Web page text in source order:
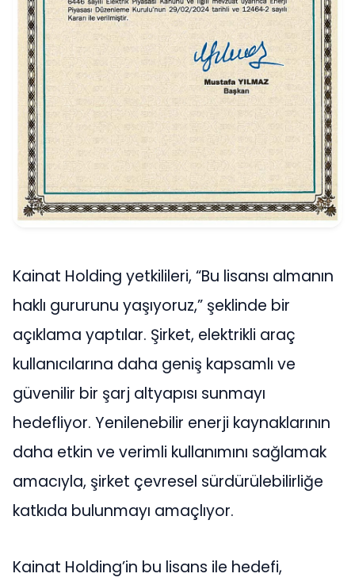
Kainat Holding yetkilileri, “Bu lisansı almanın
haklı gururunu yaşıyoruz,” şeklinde bir
açıklama yaptılar. Şirket, elektrikli araç
kullanıcılarına daha geniş kapsamlı ve
güvenilir bir şarj altyapısı sunmayı
hedefliyor. Yenilenebilir enerji kaynaklarının
daha etkin ve verimli kullanımını sağlamak
amacıyla, şirket çevresel sürdürülebilirliğe
katkıda bulunmayı amaçlıyor.
Kainat Holding’in bu lisans ile hedefi,